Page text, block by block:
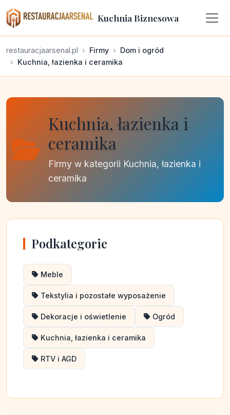
Kuchnia Biznesowa
restauracjaarsenal.pl Firmy
Dom i ogród
Kuchnia, łazienka i ceramika
Kuchnia, łazienka i
ceramika
Firmy w kategorii Kuchnia, łazienka i
ceramika
Podkategorie
Meble
Tekstylia i pozostałe wyposażenie
Dekoracje i oświetlenie Ogród
Kuchnia, łazienka i ceramika
RTV i AGD